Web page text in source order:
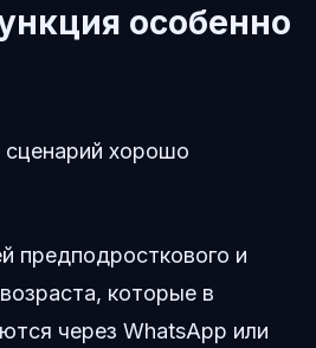
особенно
хорошо
предподросткового и
которые в
через WhatsApp или